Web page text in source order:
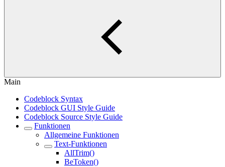
Main
Codeblock Syntax
Codeblock GUI Style Guide
Codeblock Source Style Guide
Funktionen
Allgemeine Funktionen
Text-Funktionen
AllTrim()
BeToken()